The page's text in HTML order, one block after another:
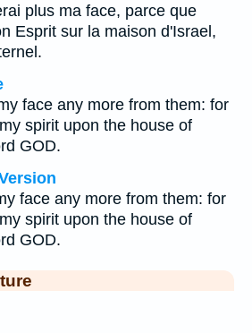
plus ma face, parce que
Esprit sur la maison d'Israel,
face any more from them: for
spirit upon the house of
GOD.
face any more from them: for
spirit upon the house of
GOD.